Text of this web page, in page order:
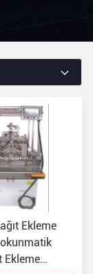
Ekleme
Ekleme